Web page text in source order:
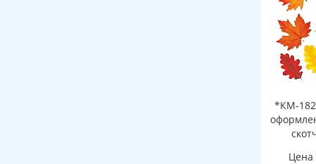
*КМ-
Цена